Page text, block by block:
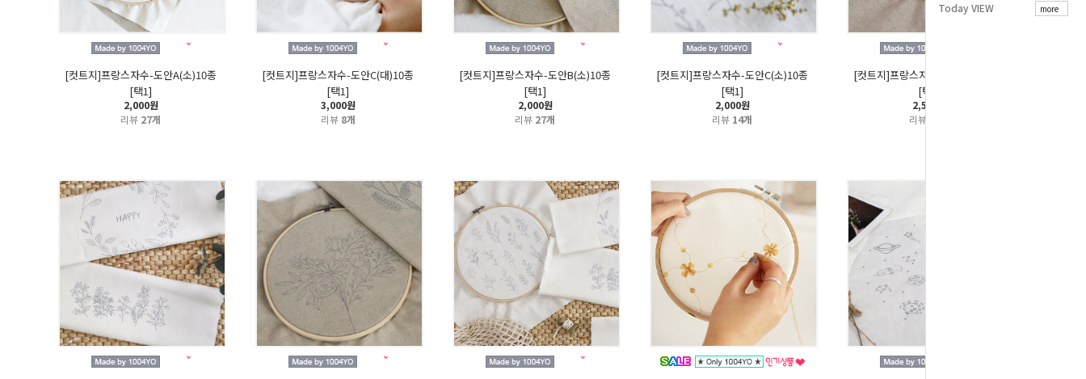
Today VIEW more
[컷트지]프랑스자수-도안A(소)10종
[택1]
2,000원
리뷰 27개
[컷트지]프랑스자수-도안C(대)10종
[택1]
3,000원
리뷰 8개
[컷트지]프랑스자수-도안B(소)10종
[택1]
2,000원
리뷰 27개
[컷트지]프랑스자수-도안C(소)10종
[택1]
2,000원
리뷰 14개
[컷트지]프랑스자수-도안B(중)10종
[택1]
2,500원
리뷰